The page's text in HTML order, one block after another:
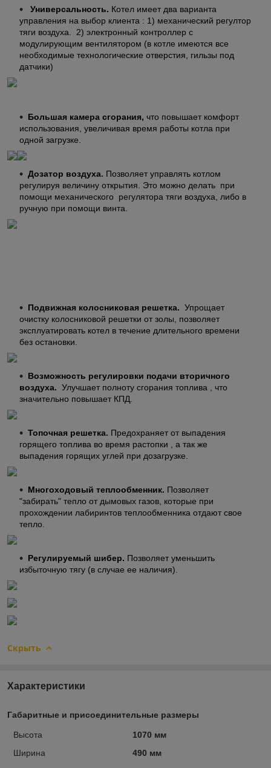
Универсальность. Котел имеет два варианта
управления на выбор клиента : 1) механический регултор
тяги воздуха. 2) электронный контроллер с
модулирующим вентилятором (в котле имеются все
необходимые технологические отверстия, гильзы под
датчики)
Большая камера сгорания, что повышает комфорт
использования, увеличивая время работы котла при
одной загрузке.
Дозатор воздуха. Позволяет управлять котлом
регулируя величину открытия. Это можно делать при
помощи механического регулятора тяги воздуха, либо в
ручную при помощи винта.
Подвижная колосниковая решетка. Упрощает
очистку колосниковой решетки от золы, позволяет
эксплуатировать котел в течение длительного времени
без остановки.
Возможность регулировки подачи вторичного
воздуха. Улучшает полноту сгорания топлива , что
значительно повышает КПД.
Топочная решетка. Предохраняет от выпадения
горящего топлива во время растопки , а так же
выпадения горящих углей при дозагрузке.
Многоходовый теплообменник. Позволяет
"забирать" тепло от дымовых газов, которые при
прохождении лабиринтов теплообменника отдают свое
тепло.
Регулируемый шибер. Позволяет уменьшить
избыточную тягу (в случае ее наличия).
Скрыть
Характеристики
Габаритные и присоединительные размеры
Высота
1070 мм
Ширина
490 мм